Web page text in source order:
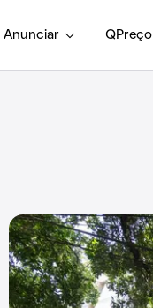
Anunciar QPreço